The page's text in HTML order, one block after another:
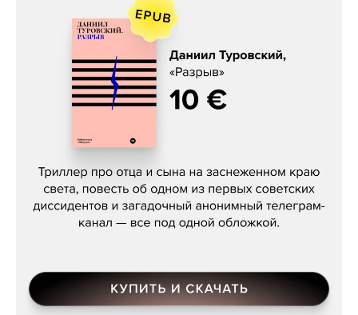
Даниил Туровский, «Разрыв»